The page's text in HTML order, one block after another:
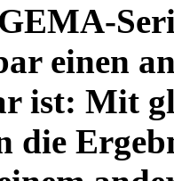
einen
ist: Mit
die